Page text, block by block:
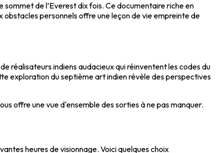
de l’Everest dix fois. Ce documentaire riche en
personnels offre une leçon de vie empreinte de
réalisateurs indiens audacieux qui réinventent les codes du
exploration du septième art indien révèle des perspectives
offre une vue d'ensemble des sorties à ne pas manquer.
heures de visionnage. Voici quelques choix